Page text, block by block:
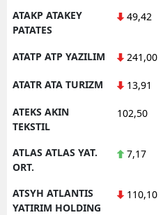
ATAKP ATAKEY
PATATES
49,42
ATATP ATP YAZILIM 241,00
ATATR ATA TURIZM 13,91
ATEKS AKIN
TEKSTIL
102,50
ATLAS ATLAS YAT.
ORT.
7,17
ATSYH ATLANTIS
YATIRIM HOLDING
110,10